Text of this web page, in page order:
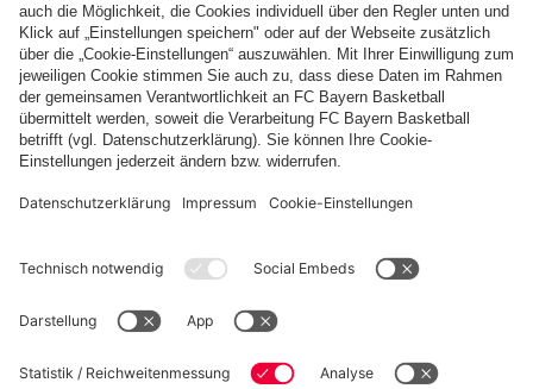
Basketball Frauen Handball Kegeln Schiedsrichter Seniorenfußball
Tischtennis
Impressum
Datenschutz Nutzungsbedingungen Barrierefreiheit
Cookie Einstellungen